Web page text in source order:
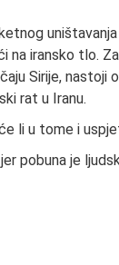
na iransko tlo.
Sirije, nastoji
rat u Iranu.
li u tome i
pobuna je